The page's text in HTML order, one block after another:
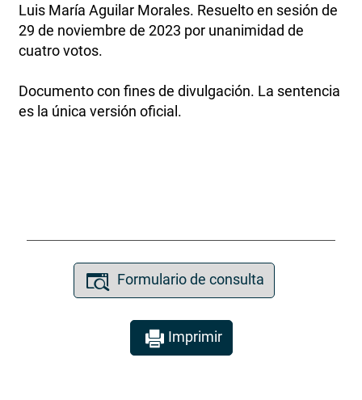
Luis María Aguilar Morales. Resuelto en sesión de
29 de noviembre de 2023 por unanimidad de
cuatro votos.
Documento con fines de divulgación. La sentencia
es la única versión oficial.
Formulario de consulta
Imprimir